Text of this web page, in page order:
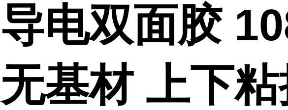
导电双面胶
无基材 上下